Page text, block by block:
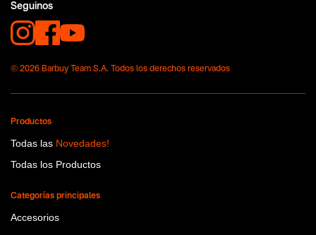
No items found.
Tecnologia
Seguinos
© 2026 Barbuy Team S.A. Todos los derechos reservados
Productos
Todas las Novedades!
Todas los Productos
Categorías principales
Accesorios